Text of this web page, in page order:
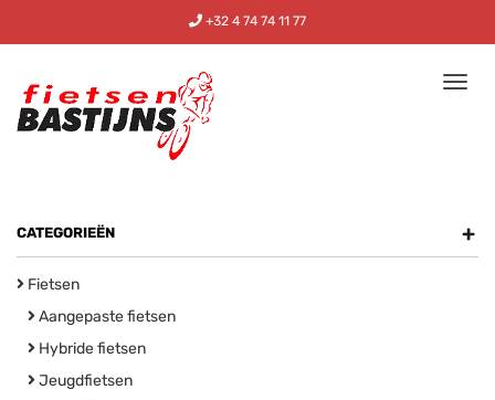
+32 4 74 74 11 77
CATEGORIEËN +
Fietsen
Aangepaste fietsen
Hybride fietsen
Jeugdfietsen